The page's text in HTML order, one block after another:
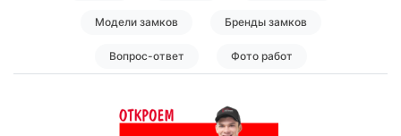
Модели замков Бренды замков
Вопрос-ответ Фото работ